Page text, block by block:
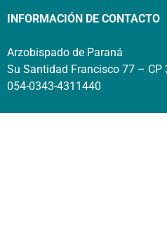
INFORMACIÓN DE CONTACTO
Arzobispado de Paraná
Su Santidad Francisco 77 – CP
054-0343-4311440